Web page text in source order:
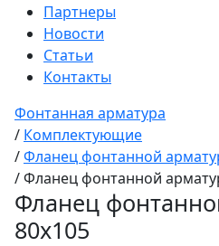
Партнеры
Новости
Статьи
Контакты
Фонтанная арматура
/ Комплектующие
/Фланец фонтанной
/Фланец фонтанной
Фланец
80x105